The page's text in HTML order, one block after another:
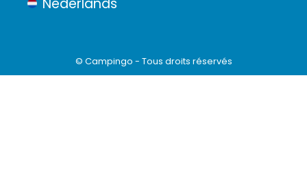
Nederlands
© Campingo - Tous droits réservés